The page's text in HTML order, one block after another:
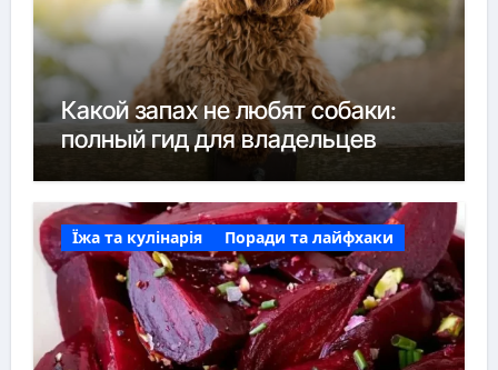
Какой запах не любят собаки:
полный гид для владельцев
Їжа та кулінарія Поради та лайфхаки